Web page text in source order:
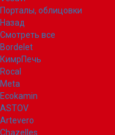
Порталы, облицовки
Назад
Смотреть все
Bordelet
КимрПечь
Rocal
Meta
Ecokamin
ASTOV
Artevero
Chazelles